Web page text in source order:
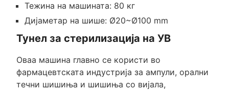
Тежина на машината: 80 кг
Дијаметар на шише: Ø20~Ø100 mm
Тунел за стерилизација на УВ
Оваа машина главно се користи во
фармацевтската индустрија за ампули, орални
течни шишиња и шишиња со вијала,